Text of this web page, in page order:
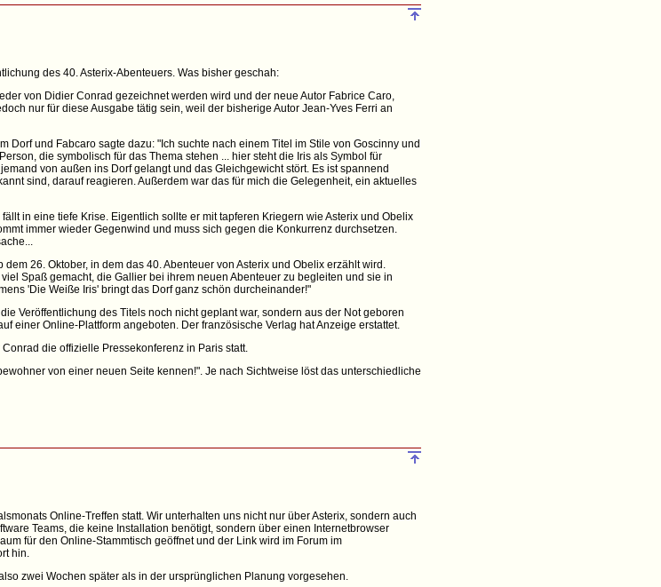
des 40. Asterix-Abenteuers. Was bisher geschah:
von Didier Conrad gezeichnet werden wird und der neue Autor Fabrice Caro,
nur für diese Ausgabe tätig sein, weil der bisherige Autor Jean-Yves Ferri an
Dorf und Fabcaro sagte dazu: "Ich suchte nach einem Titel im Stile von Goscinny und
die symbolisch für das Thema stehen ... hier steht die Iris als Symbol für
von außen ins Dorf gelangt und das Gleichgewicht stört. Es ist spannend
sind, darauf reagieren. Außerdem war das für mich die Gelegenheit, ein aktuelles
in eine tiefe Krise. Eigentlich sollte er mit tapferen Kriegern wie Asterix und Obelix
immer wieder Gegenwind und muss sich gegen die Konkurrenz durchsetzen.
26. Oktober, in dem das 40. Abenteuer von Asterix und Obelix erzählt wird.
Spaß gemacht, die Gallier bei ihrem neuen Abenteuer zu begleiten und sie in
'Die Weiße Iris' bringt das Dorf ganz schön durcheinander!"
Veröffentlichung des Titels noch nicht geplant war, sondern aus der Not geboren
einer Online-Plattform angeboten. Der französische Verlag hat Anzeige erstattet.
die offizielle Pressekonferenz in Paris statt.
von einer neuen Seite kennen!". Je nach Sichtweise löst das unterschiedliche
Online-Treffen statt. Wir unterhalten uns nicht nur über Asterix, sondern auch
Teams, die keine Installation benötigt, sondern über einen Internetbrowser
für den Online-Stammtisch geöffnet und der Link wird im Forum im
hin.
zwei Wochen später als in der ursprünglichen Planung vorgesehen.